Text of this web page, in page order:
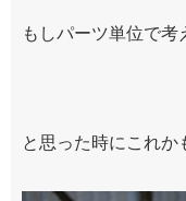
もしパーツ単位で考
と思った時にこれか